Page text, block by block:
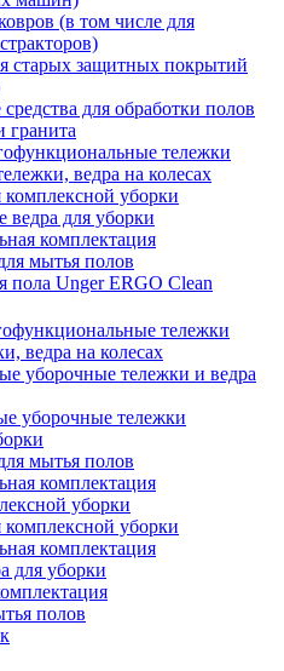
(в том числе для
старых защитных покрытий
для обработки полов
гранита
тележки
ведра на колесах
уборки
ведра для уборки
комплектация
мытья полов
пола Unger ERGO Clean
тележки
ведра на колесах
уборочные тележки и ведра
уборочные тележки
мытья полов
комплектация
уборки
уборки
комплектация
для уборки
полов